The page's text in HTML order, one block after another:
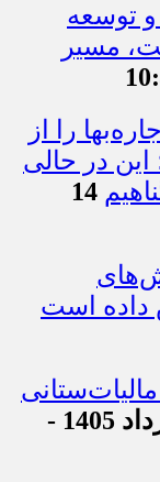
توسعه
مسیر
را از
در حالی
14
داده است
14 مرداد 1405 -